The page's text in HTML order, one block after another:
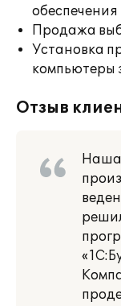
Продажа
Установка
компьютеры
Отзыв
Наша